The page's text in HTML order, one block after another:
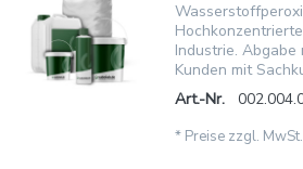
Industrie.
Kunden mit
Art.-Nr.
* Preise zzgl.